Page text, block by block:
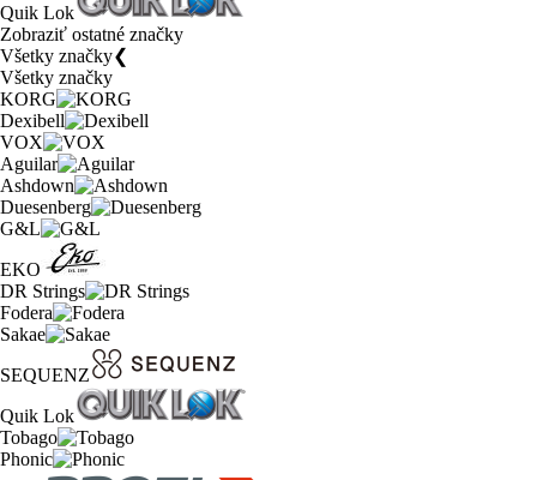
Quik Lok
Zobraziť ostatné značky
Všetky značky❮
Všetky značky
KORG
Dexibell
VOX
Aguilar
Ashdown
Duesenberg
G&L
EKO
DR Strings
Fodera
Sakae
SEQUENZ
Quik Lok
Tobago
Phonic